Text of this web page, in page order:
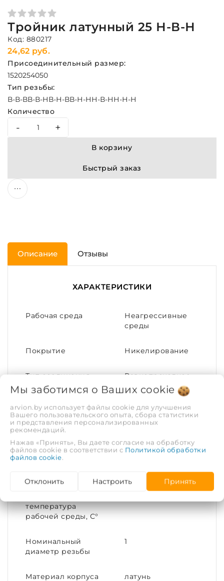
Тройник латунный 25 Н-В-Н
Код: 880217
24,62 руб.
Присоединительный размер:
1520254050
Тип резьбы:
В-В-ВВ-В-НВ-Н-ВВ-Н-НН-В-НН-Н-Н
Количество
- +
В корзину
Быстрый заказ
Описание Отзывы
ХАРАКТЕРИСТИКИ
Рабочая среда
Неагрессивные
среды
Покрытие Никелирование
Тип соединения Равнопроходное
(DN)
Материал
Присоединительный
температура
рабочей среды, С°
Номинальный
диаметр резьбы
1
Материал корпуса латунь
Мы заботимся о Ваших cookie
arvion.by использует файлы cookie для улучшения
Вашего пользовательского опыта, сбора статистики
и представления персонализированных
рекомендаций.
Нажав «Принять», Вы даете согласие на обработку
файлов cookie в соответствии с Политикой обработки
файлов cookie.
Отклонить Настроить Принять